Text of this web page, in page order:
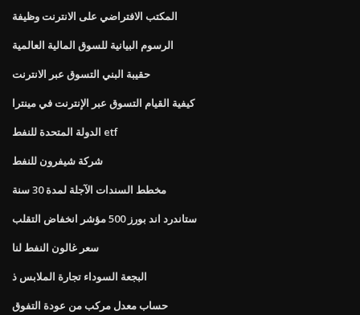
المكتب الافتراضي على الانترنت وظيفة
الرسوم البيانية للسوق المالية العالمية
حقيبة البني التسوق عبر الانترنت
كيفية القيام التسوق عبر الإنترنت في مينترا
الدولة المتحدة للنفط etf
شركة شيفرون للنفط
مخطط السندات الآجلة لمدة 30 سنة
ستاندرد اند بورز 500 مؤشر انخفاض التقلب
سعر غالون النفط لنا
البجعة السوداء تجارة الملابس ذ
حساب معدل مركب من عودة التفوق